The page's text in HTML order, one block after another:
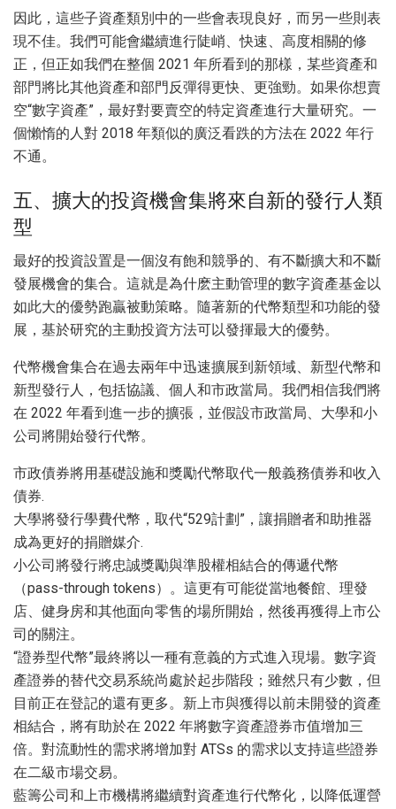
因此，這些子資產類別中的一些會表現良好，而另一些則表
現不佳。我們可能會繼續進行陡峭、快速、高度相關的修
正，但正如我們在整個 2021 年所看到的那樣，某些資產和
部門將比其他資產和部門反彈得更快、更強勁。如果你想賣
空“數字資產”，最好對要賣空的特定資產進行大量研究。一
個懶惰的人對 2018 年類似的廣泛看跌的方法在 2022 年行
不通。
五、擴大的投資機會集將來自新的發行人類
型
最好的投資設置是一個沒有飽和競爭的、有不斷擴大和不斷
發展機會的集合。這就是為什麽主動管理的數字資產基金以
如此大的優勢跑贏被動策略。隨著新的代幣類型和功能的發
展，基於研究的主動投資方法可以發揮最大的優勢。
代幣機會集合在過去兩年中迅速擴展到新領域、新型代幣和
新型發行人，包括協議、個人和市政當局。我們相信我們將
在 2022 年看到進一步的擴張，並假設市政當局、大學和小
公司將開始發行代幣。
市政債券將用基礎設施和獎勵代幣取代一般義務債券和收入
債券.
大學將發行學費代幣，取代“529計劃”，讓捐贈者和助推器
成為更好的捐贈媒介.
小公司將發行將忠誠獎勵與準股權相結合的傳遞代幣
（pass-through tokens）。這更有可能從當地餐館、理發
店、健身房和其他面向零售的場所開始，然後再獲得上市公
司的關注。
“證券型代幣”最終將以一種有意義的方式進入現場。數字資
產證券的替代交易系統尚處於起步階段；雖然只有少數，但
目前正在登記的還有更多。新上市與獲得以前未開發的資產
相結合，將有助於在 2022 年將數字資產證券市值增加三
倍。對流動性的需求將增加對 ATSs 的需求以支持這些證券
在二級市場交易。
藍籌公司和上市機構將繼續對資產進行代幣化，以降低運營